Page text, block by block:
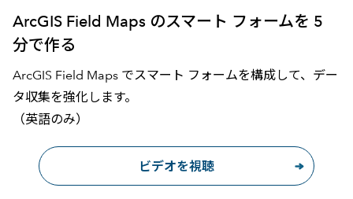
ArcGIS Field Maps のスマート フォームを 5
分で作る
ArcGIS Field Maps でスマート フォームを構成して、デー
タ収集を強化します。
（英語のみ）
ビデオを視聴